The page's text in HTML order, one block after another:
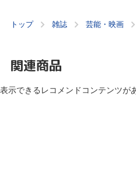
トップ 雑誌 芸能・映画
関連商品
表示できるレコメンドコンテンツが